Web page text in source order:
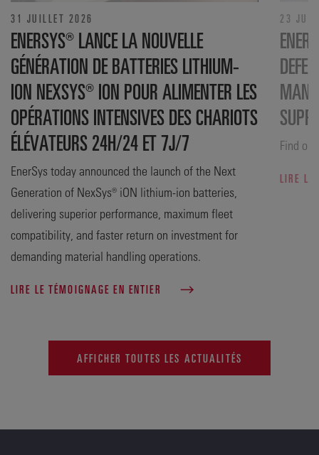
31 JUILLET 2026
ENERSYS® LANCE LA NOUVELLE
GÉNÉRATION DE BATTERIES LITHIUM-
ION NEXSYS® ION POUR ALIMENTER LES
OPÉRATIONS INTENSIVES DES CHARIOTS
ÉLÉVATEURS 24H/24 ET 7J/7
EnerSys today announced the launch of the Next
Generation of NexSys® iON lithium-ion batteries,
delivering superior performance, maximum fleet
compatibility, and faster return on investment for
demanding material handling operations.
LIRE LE TÉMOIGNAGE EN ENTIER
23
Find
LIRE LE
AFFICHER TOUTES LES ACTUALITÉS